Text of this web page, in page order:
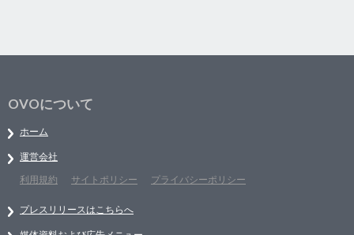
OVOについて
ホーム
運営会社
利用規約
サイトポリシー プライバシーポリシー
プレスリリースはこちらへ